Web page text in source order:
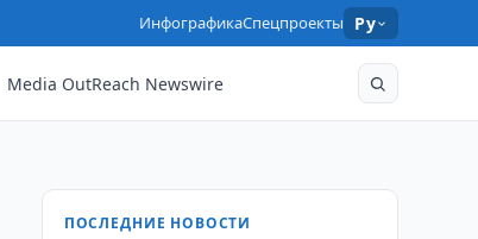
ИнфографикаСпецпроекты Ру
Media OutReach Newswire
ПОСЛЕДНИЕ НОВОСТИ